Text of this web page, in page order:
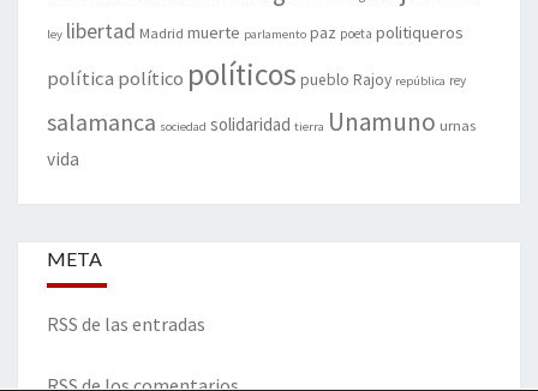
ley libertad Madrid muerte parlamento paz poeta politiqueros
política político políticos pueblo Rajoy república rey
salamanca sociedad solidaridad tierra Unamuno urnas
vida
META
RSS de las entradas
RSS de los comentarios